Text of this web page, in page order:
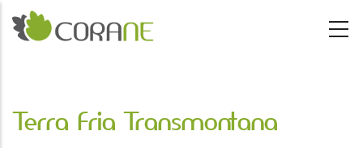
Passar para o conteúdo principal
Terra Fria Transmontana